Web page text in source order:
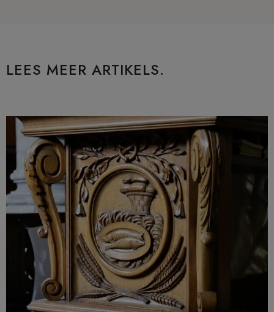
LEES MEER ARTIKELS.